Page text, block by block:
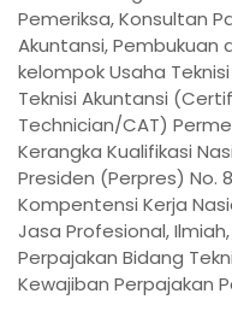
Pemeriksa, Konsultan
Akuntansi, Pembukuan
kelompok Usaha
Teknisi Akuntansi
Technician/CAT)
Kerangka Kualifikasi
Presiden (Perpres) No.
Kompentensi Kerja
Jasa Profesional,
Perpajakan Bidang
Kewajiban Perpajakan